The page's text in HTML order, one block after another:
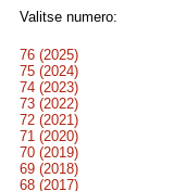
Valitse numero:
76 (2025)
75 (2024)
74 (2023)
73 (2022)
72 (2021)
71 (2020)
70 (2019)
69 (2018)
68 (2017)